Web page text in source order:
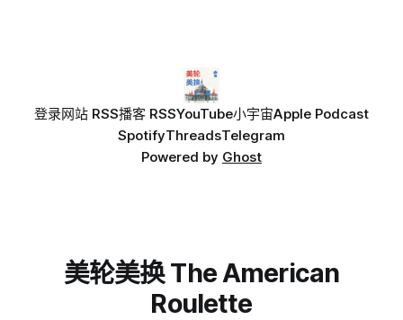
登录网站 RSS播客 RSSYouTube小宇宙Apple Podcast
SpotifyThreadsTelegram
Powered by Ghost
美轮美换 The American
Roulette